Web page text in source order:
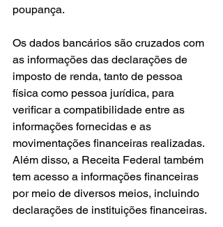
poupança.
Os dados bancários são cruzados com
as informações das declarações de
imposto de renda, tanto de pessoa
física como pessoa jurídica, para
verificar a compatibilidade entre as
informações fornecidas e as
movimentações financeiras realizadas.
Além disso, a Receita Federal também
tem acesso a informações financeiras
por meio de diversos meios, incluindo
declarações de instituições financeiras.